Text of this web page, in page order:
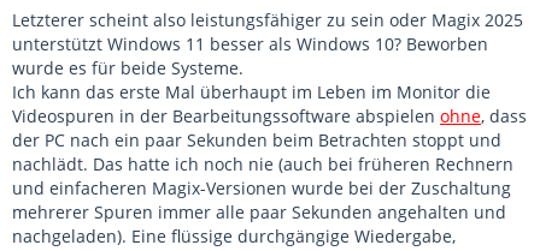
Letzterer scheint also leistungsfähiger zu sein oder Magix 2025
unterstützt Windows 11 besser als Windows 10? Beworben
wurde es für beide Systeme.
Ich kann das erste Mal überhaupt im Leben im Monitor die
Videospuren in der Bearbeitungssoftware abspielen ohne, dass
der PC nach ein paar Sekunden beim Betrachten stoppt und
nachlädt. Das hatte ich noch nie (auch bei früheren Rechnern
und einfacheren Magix-Versionen wurde bei der Zuschaltung
mehrerer Spuren immer alle paar Sekunden angehalten und
nachgeladen). Eine flüssige durchgängige Wiedergabe,